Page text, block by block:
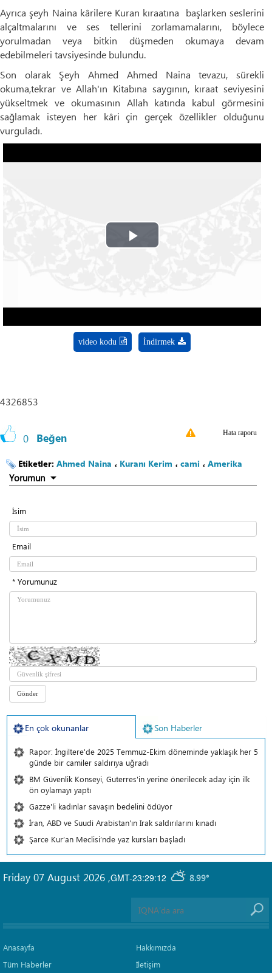
Ayrıca şeyh Naina kârilere Kuran kıraatına başlarken seslerini
alçaltmalarını ve ses tellerini zorlamamalarını, böylece
yorulmadan veya bitkin düşmeden okumaya devam
edebilmeleri tavsiyesinde bulundu.
Son olarak Şeyh Ahmed Ahmed Naina tevazu, sürekli
okuma,tekrar ve Allah'ın Kitabına saygının, kıraat seviyesini
yükseltmek ve okumasının Allah katında kabul görmesini
sağlamak isteyen her kâri çin gerçek özellikler olduğunu
vurguladı.
Play
video kodu İndirmek
4326853
0 Beğen Hata raporu
Etiketler: Ahmed Naina ، Kuranı Kerim ، cami ، Amerika
Yorumun
İsim
Email
* Yorumunuz
En çok okunanlar Son Haberler
Rapor: İngiltere'de 2025 Temmuz-Ekim döneminde yaklaşık her 5
günde bir camiler saldırıya uğradı
BM Güvenlik Konseyi, Guterres'in yerine önerilecek aday için ilk
ön oylamayı yaptı
Gazze'li kadınlar savaşın bedelini ödüyor
İran, ABD ve Suudi Arabistan'ın Irak saldırılarını kınadı
Şarce Kur’an Meclisi’nde yaz kursları başladı
GMT-23:29:12 8.99°
Friday 07 August 2026 ,
Anasayfa
Tüm Haberler
Hakkımızda
İletişim